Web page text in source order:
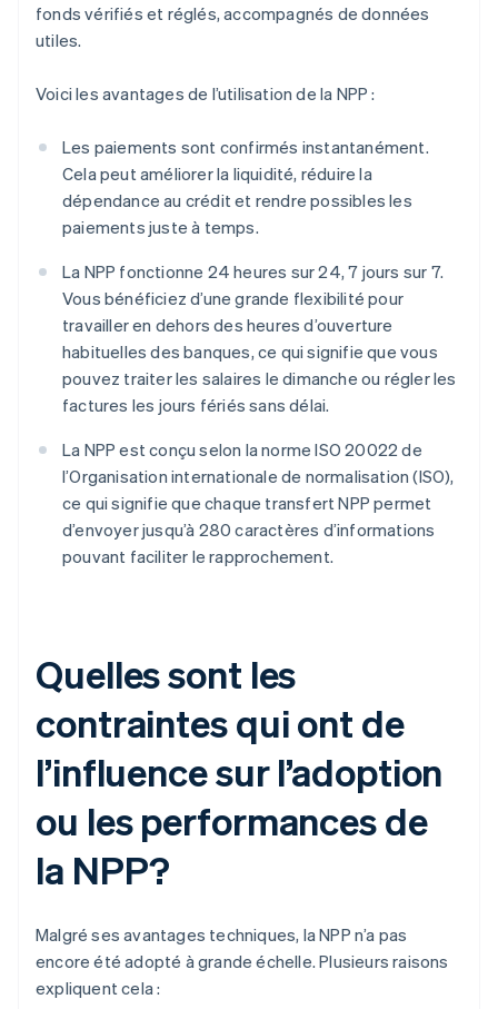
fonds vérifiés et réglés, accompagnés de données
utiles.
Voici les avantages de l’utilisation de la NPP :
Les paiements sont confirmés instantanément.
Cela peut améliorer la liquidité, réduire la
dépendance au crédit et rendre possibles les
paiements juste à temps.
La NPP fonctionne 24 heures sur 24, 7 jours sur 7.
Vous bénéficiez d’une grande flexibilité pour
travailler en dehors des heures d’ouverture
habituelles des banques, ce qui signifie que vous
pouvez traiter les salaires le dimanche ou régler les
factures les jours fériés sans délai.
La NPP est conçu selon la norme ISO 20022 de
l’Organisation internationale de normalisation (ISO),
ce qui signifie que chaque transfert NPP permet
d’envoyer jusqu’à 280 caractères d’informations
pouvant faciliter le rapprochement.
Quelles sont les
contraintes qui ont de
l’influence sur l’adoption
ou les performances de
la NPP?
Malgré ses avantages techniques, la NPP n’a pas
encore été adopté à grande échelle. Plusieurs raisons
expliquent cela :